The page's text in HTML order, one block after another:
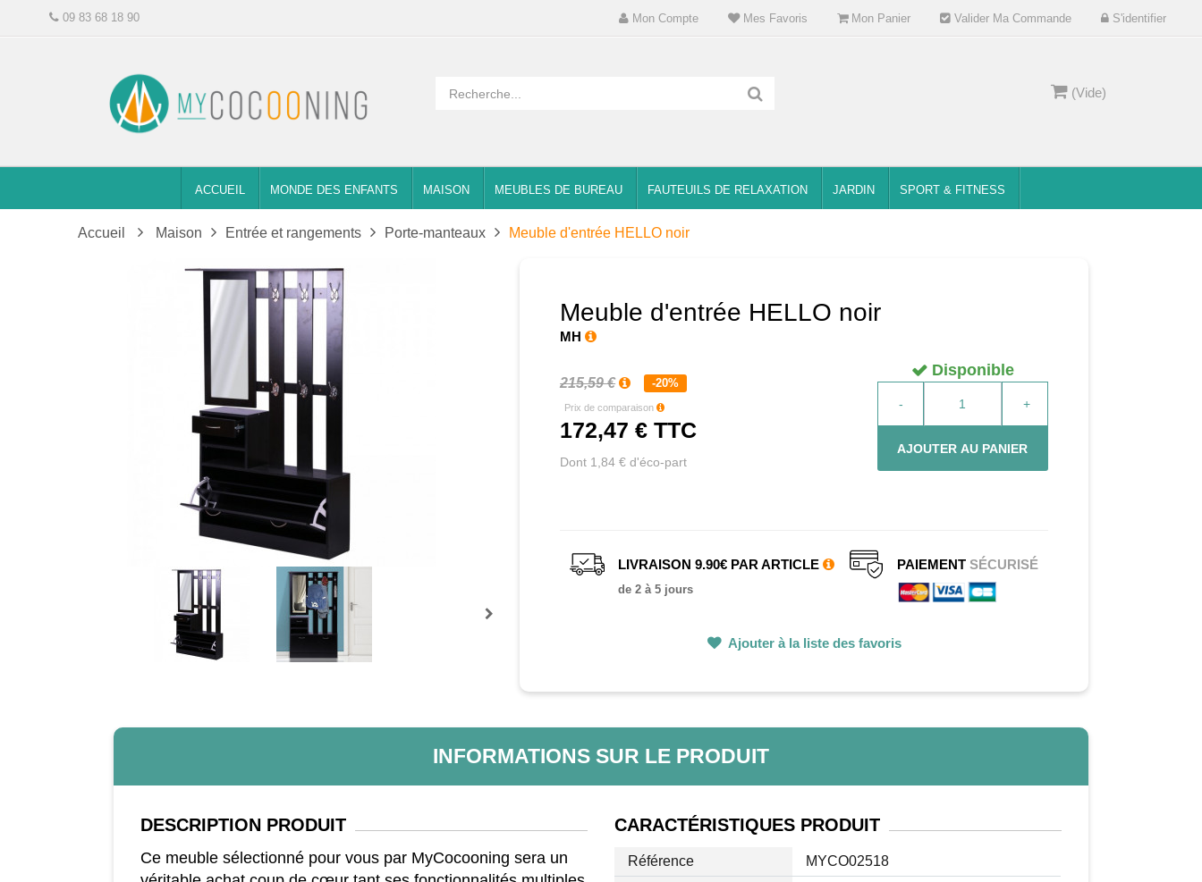
Mon Compte Mes Favoris Mon Panier Valider Ma Commande S'identifier
09 83 68 18 90
(Vide)
ACCUEIL MONDE DES ENFANTS MAISON MEUBLES DE BUREAU FAUTEUILS DE RELAXATION JARDIN SPORT & FITNESS
Accueil Maison Entrée et rangements Porte-manteaux Meuble d'entrée HELLO noir
Meuble d'entrée HELLO noir
MH
215,59 € -20%
Prix de comparaison
172,47 € TTC
Dont 1,84 € d'éco-part
Disponible
- +
AJOUTER AU PANIER
LIVRAISON 9.90€ PAR ARTICLE
de 2 à 5 jours
PAIEMENTSÉCURISÉ
Ajouter à la liste des favoris
INFORMATIONS SUR LE PRODUIT
DESCRIPTIONPRODUIT
Ce meuble sélectionné pour vous par MyCocooning sera un
CARACTÉRISTIQUESPRODUIT
Référence
MYCO02518